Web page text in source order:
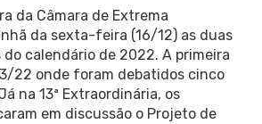
da Câmara de Extrema
da sexta-feira (16/12) as duas
calendário de 2022. A primeira
22 onde foram debatidos cinco
na 13ª Extraordinária, os
em discussão o Projeto de